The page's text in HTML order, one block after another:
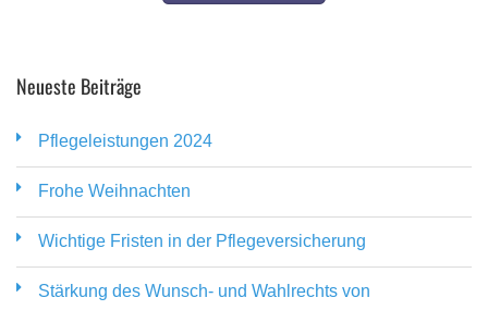
Neueste Beiträge
Pflegeleistungen 2024
Frohe Weihnachten
Wichtige Fristen in der Pflegeversicherung
Stärkung des Wunsch- und Wahlrechts von